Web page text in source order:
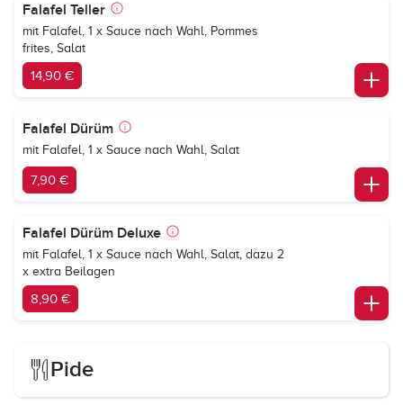
Falafel Teller
mit Falafel, 1 x Sauce nach Wahl, Pommes
frites, Salat
14,90 €
Falafel Dürüm
mit Falafel, 1 x Sauce nach Wahl, Salat
7,90 €
Falafel Dürüm Deluxe
mit Falafel, 1 x Sauce nach Wahl, Salat, dazu 2
x extra Beilagen
8,90 €
Pide